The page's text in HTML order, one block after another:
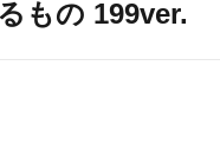
もの 199ver.